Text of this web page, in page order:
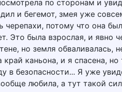
по сторонам и
и бегемот, змея уже
черепахи, потому что она
Это была взрослая, и явно
но земля обваливалась,
каньона, и я спасена,
в безопасности... Я уже
любила, а тут такой